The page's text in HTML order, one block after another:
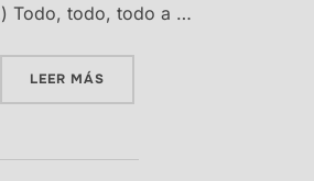
Todo, todo, todo a …
LEER MÁS